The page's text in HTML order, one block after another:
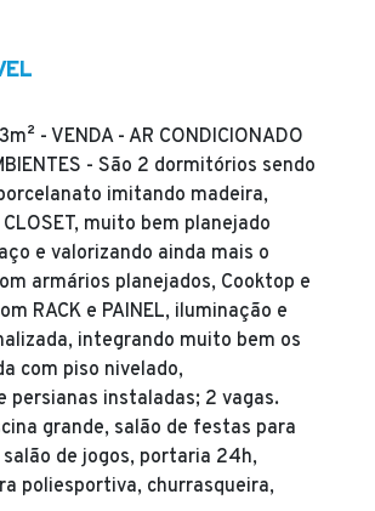
- VENDA - AR CONDICIONADO
- São 2 dormitórios sendo
imitando madeira,
muito bem planejado
e valorizando ainda mais o
armários planejados, Cooktop e
RACK e PAINEL, iluminação e
integrando muito bem os
com piso nivelado,
persianas instaladas; 2 vagas.
grande, salão de festas para
de jogos, portaria 24h,
poliesportiva, churrasqueira,